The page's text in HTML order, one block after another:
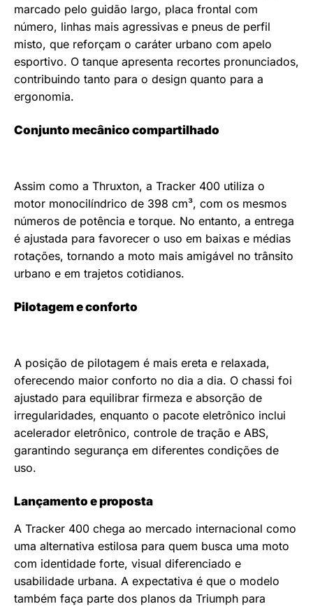
marcado pelo guidão largo, placa frontal com
número, linhas mais agressivas e pneus de perfil
misto, que reforçam o caráter urbano com apelo
esportivo. O tanque apresenta recortes pronunciados,
contribuindo tanto para o design quanto para a
ergonomia.
Conjunto mecânico compartilhado
Assim como a Thruxton, a Tracker 400 utiliza o
motor monocilíndrico de 398 cm³, com os mesmos
números de potência e torque. No entanto, a entrega
é ajustada para favorecer o uso em baixas e médias
rotações, tornando a moto mais amigável no trânsito
urbano e em trajetos cotidianos.
Pilotagem e conforto
A posição de pilotagem é mais ereta e relaxada,
oferecendo maior conforto no dia a dia. O chassi foi
ajustado para equilibrar firmeza e absorção de
irregularidades, enquanto o pacote eletrônico inclui
acelerador eletrônico, controle de tração e ABS,
garantindo segurança em diferentes condições de
uso.
Lançamento e proposta
A Tracker 400 chega ao mercado internacional como
uma alternativa estilosa para quem busca uma moto
com identidade forte, visual diferenciado e
usabilidade urbana. A expectativa é que o modelo
também faça parte dos planos da Triumph para